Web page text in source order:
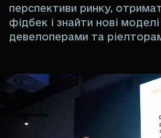
перспективи ринку,
фідбек і знайти нові моделі
девелоперами та